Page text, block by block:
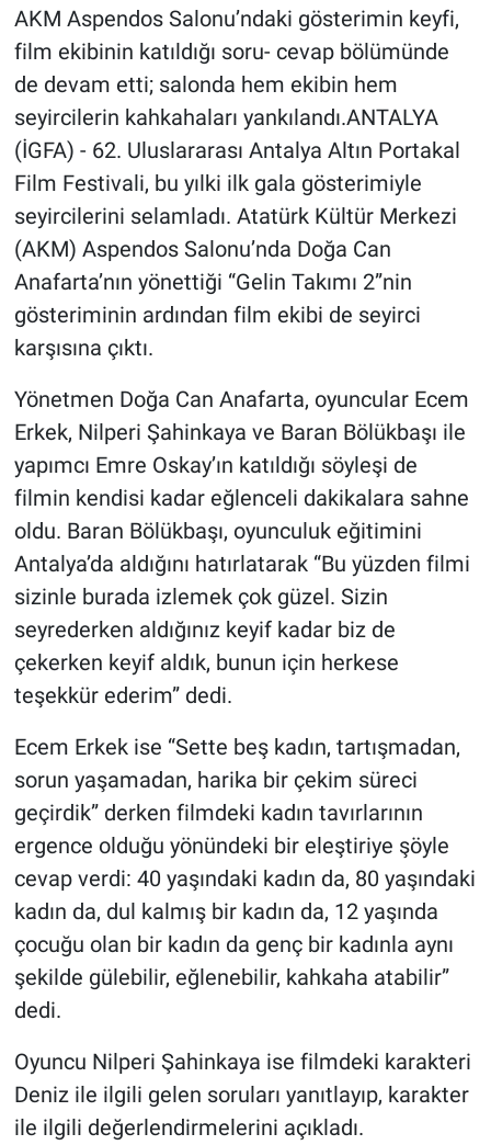
AKM Aspendos Salonu’ndaki gösterimin keyfi,
film ekibinin katıldığı soru- cevap bölümünde
de devam etti; salonda hem ekibin hem
seyircilerin kahkahaları yankılandı.ANTALYA
(İGFA) - 62. Uluslararası Antalya Altın Portakal
Film Festivali, bu yılki ilk gala gösterimiyle
seyircilerini selamladı. Atatürk Kültür Merkezi
(AKM) Aspendos Salonu’nda Doğa Can
Anafarta’nın yönettiği “Gelin Takımı 2”nin
gösteriminin ardından film ekibi de seyirci
karşısına çıktı.
Yönetmen Doğa Can Anafarta, oyuncular Ecem
Erkek, Nilperi Şahinkaya ve Baran Bölükbaşı ile
yapımcı Emre Oskay’ın katıldığı söyleşi de
filmin kendisi kadar eğlenceli dakikalara sahne
oldu. Baran Bölükbaşı, oyunculuk eğitimini
Antalya’da aldığını hatırlatarak “Bu yüzden filmi
sizinle burada izlemek çok güzel. Sizin
seyrederken aldığınız keyif kadar biz de
çekerken keyif aldık, bunun için herkese
teşekkür ederim” dedi.
Ecem Erkek ise “Sette beş kadın, tartışmadan,
sorun yaşamadan, harika bir çekim süreci
geçirdik” derken filmdeki kadın tavırlarının
ergence olduğu yönündeki bir eleştiriye şöyle
cevap verdi: 40 yaşındaki kadın da, 80 yaşındaki
kadın da, dul kalmış bir kadın da, 12 yaşında
çocuğu olan bir kadın da genç bir kadınla aynı
şekilde gülebilir, eğlenebilir, kahkaha atabilir”
dedi.
Oyuncu Nilperi Şahinkaya ise filmdeki karakteri
Deniz ile ilgili gelen soruları yanıtlayıp, karakter
ile ilgili değerlendirmelerini açıkladı.